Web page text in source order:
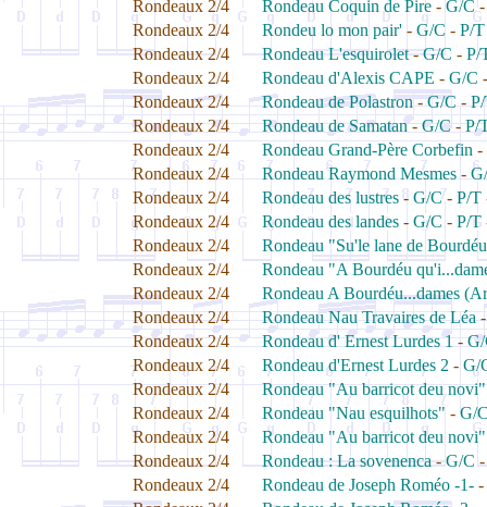
Rondeaux 2/4
Rondeau Coquin de Pire - G/C
Rondeaux 2/4
Rondeu lo mon pair' - G/C - P/T
Rondeaux 2/4
Rondeau L'esquirolet-G/C - P/
Rondeaux 2/4
Rondeau d'Alexis CAPE - G/C
Rondeaux 2/4
Rondeau de Polastron-G/C-
Rondeaux 2/4
Rondeau de Samatan-G/C-P/
Rondeaux 2/4
Rondeau Grand-Père Corbefin -
Rondeaux 2/4
Rondeau Raymond Mesmes -
Rondeaux 2/4
Rondeau des lustres- G/C- P/T
Rondeaux 2/4
Rondeau des landes - G/C - P/T
Rondeaux 2/4
Rondeau "Su'le lane de
Rondeaux 2/4
Rondeau "A Bourdéu
Rondeaux 2/4
Rondeau A Bourdéu...dames
Rondeaux 2/4
Rondeau Nau Travaires de Léa
Rondeaux 2/4
Rondeau d' Ernest Lurdes 1-
Rondeaux 2/4
Rondeau d'Ernest Lurdes 2 - G/
Rondeaux 2/4
Rondeau "Au barricot deu
Rondeaux 2/4
Rondeau "Nau esquilhots" - G/
Rondeaux 2/4
Rondeau "Au barricot deu
Rondeaux 2/4
Rondeau : La sovenenca-G/C
Rondeaux 2/4
Rondeau de Joseph Roméo -1- -